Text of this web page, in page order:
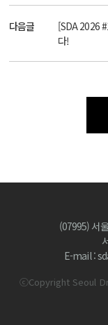
다음글
[SDA 2026
다!
(07995) 서
E-mail :
ⓒCopyright Seoul